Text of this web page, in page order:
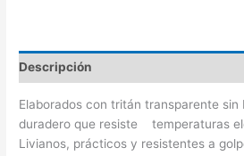
Descripción
Elaborados con tritán transparente sin
duradero que resiste temperaturas
Livianos, prácticos y resistentes a